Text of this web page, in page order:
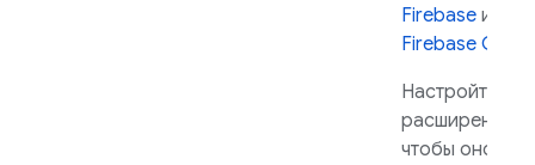
Firebase или
Firebase CLI
Настройте
расширение
чтобы оно